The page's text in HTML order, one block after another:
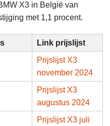
X3 in België van
met 1,1 procent.
Link prijslijst
Prijslijst X3
november 2024
Prijslijst X3
augustus 2024
Prijslijst X3 juli